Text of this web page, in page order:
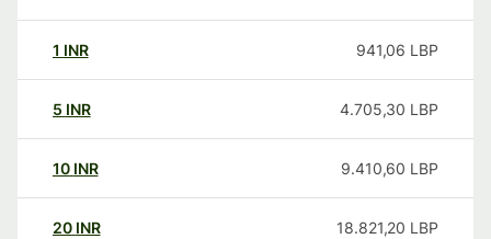
1 INR 941,06 LBP
5 INR 4.705,30 LBP
10 INR 9.410,60 LBP
20 INR 18.821,20 LBP